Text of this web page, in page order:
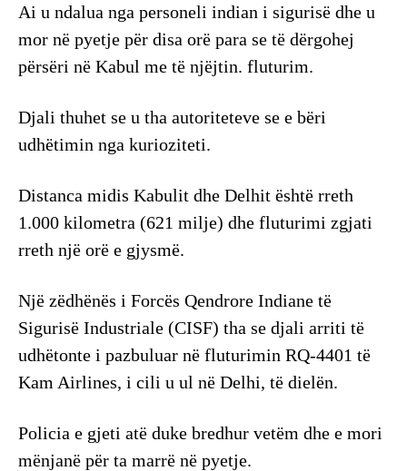
Ai u ndalua nga personeli indian i sigurisë dhe u
mor në pyetje për disa orë para se të dërgohej
përsëri në Kabul me të njëjtin. fluturim.
Djali thuhet se u tha autoriteteve se e bëri
udhëtimin nga kurioziteti.
Distanca midis Kabulit dhe Delhit është rreth
1.000 kilometra (621 milje) dhe fluturimi zgjati
rreth një orë e gjysmë.
Një zëdhënës i Forcës Qendrore Indiane të
Sigurisë Industriale (CISF) tha se djali arriti të
udhëtonte i pazbuluar në fluturimin RQ-4401 të
Kam Airlines, i cili u ul në Delhi, të dielën.
Policia e gjeti atë duke bredhur vetëm dhe e mori
mënjanë për ta marrë në pyetje.